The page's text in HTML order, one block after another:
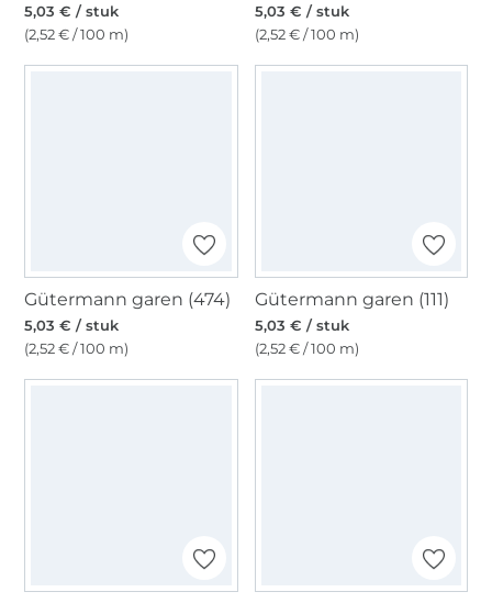
5,03 € / stuk
(2,52 € / 100 m)
5,03 € / stuk
(2,52 € / 100 m)
Gütermann garen (474)
5,03 € / stuk
(2,52 € / 100 m)
Gütermann garen (111)
5,03 € / stuk
(2,52 € / 100 m)